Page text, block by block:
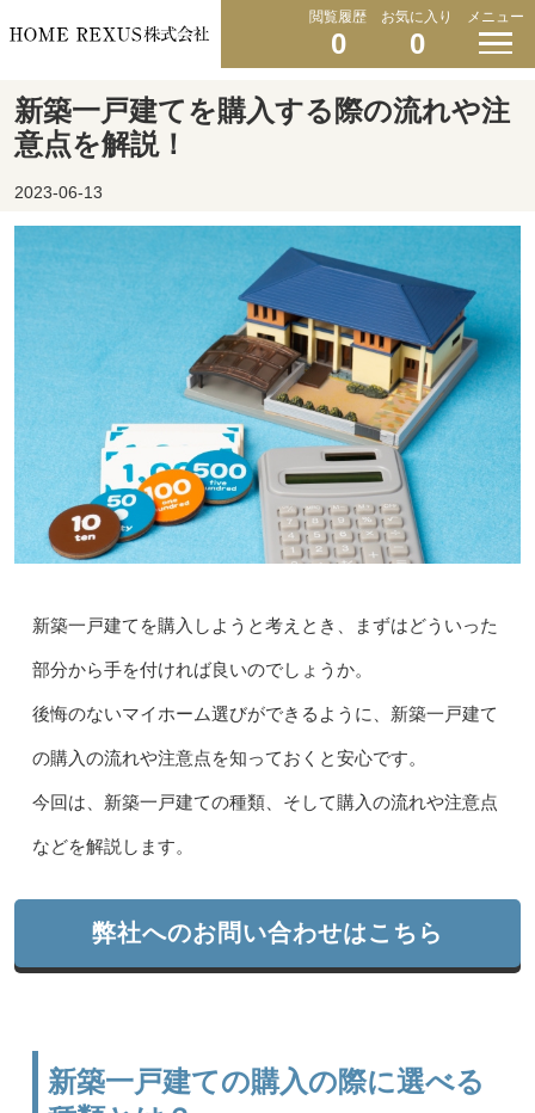
閲覧履歴
0
お気に入り
0
メニュー
新築一戸建てを購入する際の流れや注
意点を解説！
2023-06-13
新築一戸建てを購入しようと考えとき、まずはどういった
部分から手を付ければ良いのでしょうか。
後悔のないマイホーム選びができるように、新築一戸建て
の購入の流れや注意点を知っておくと安心です。
今回は、新築一戸建ての種類、そして購入の流れや注意点
などを解説します。
弊社へのお問い合わせはこちら
新築一戸建ての購入の際に選べる